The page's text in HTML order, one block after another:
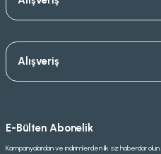
Alışveriş
E-Bülten Abonelik
Kampanyalardan ve indirimlerden ilk siz haberdar olun.